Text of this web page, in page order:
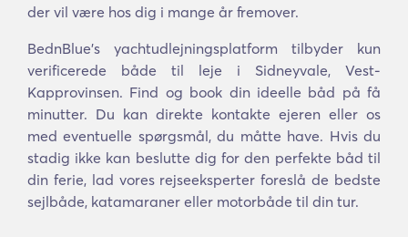
der vil være hos dig i mange år fremover.
BednBlue's yachtudlejningsplatform tilbyder kun
verificerede både til leje i Sidneyvale, Vest-
Kapprovinsen. Find og book din ideelle båd på få
minutter. Du kan direkte kontakte ejeren eller os
med eventuelle spørgsmål, du måtte have. Hvis du
stadig ikke kan beslutte dig for den perfekte båd til
din ferie, lad vores rejseeksperter foreslå de bedste
sejlbåde, katamaraner eller motorbåde til din tur.